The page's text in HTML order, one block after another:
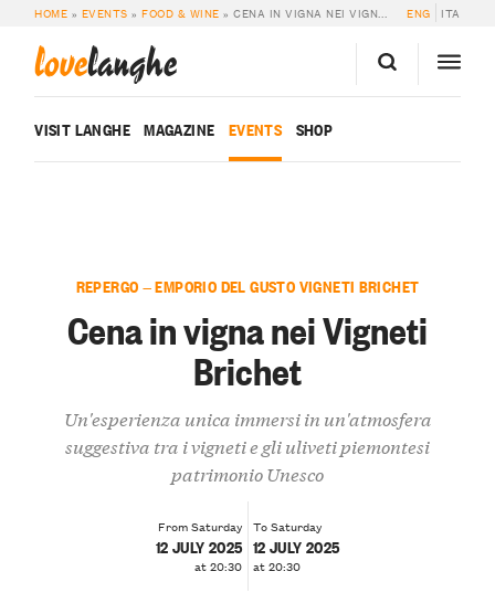
HOME » EVENTS »FOOD & WINE »CENA IN VIGNA NEI VIGNETI BRICHET ENG ITA
lovelanghe
VISIT LANGHE MAGAZINE EVENTS SHOP
REPERGO — EMPORIO DEL GUSTO VIGNETI BRICHET
Cena in vigna nei Vigneti
Brichet
Un'esperienza unica immersi in un'atmosfera
suggestiva tra i vigneti e gli uliveti piemontesi
patrimonio Unesco
From Saturday
12 JULY 2025
at 20:30
To Saturday
12 JULY 2025
at 20:30